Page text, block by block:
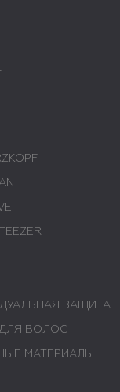
ЗАЩИТА
ДЛЯ ВОЛОС
МАТЕРИАЛЫ